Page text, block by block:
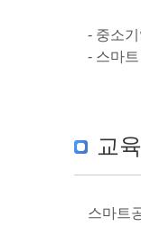
- 중소
- 스마
교
스마트